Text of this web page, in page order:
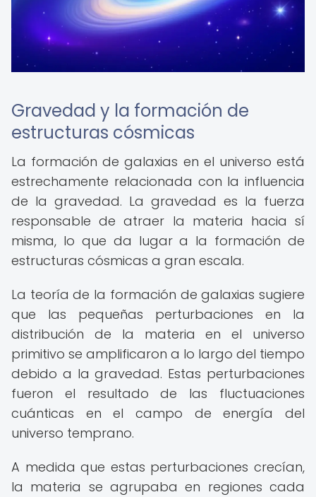
Gravedad y la formación de
estructuras cósmicas
La formación de galaxias en el universo está
estrechamente relacionada con la influencia
de la gravedad. La gravedad es la fuerza
responsable de atraer la materia hacia sí
misma, lo que da lugar a la formación de
estructuras cósmicas a gran escala.
La teoría de la formación de galaxias sugiere
que las pequeñas perturbaciones en la
distribución de la materia en el universo
primitivo se amplificaron a lo largo del tiempo
debido a la gravedad. Estas perturbaciones
fueron el resultado de las fluctuaciones
cuánticas en el campo de energía del
universo temprano.
A medida que estas perturbaciones crecían,
la materia se agrupaba en regiones cada